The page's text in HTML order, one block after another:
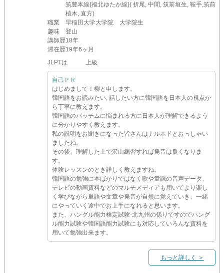
筑豊本線{福北ゆたか線}( 折尾, 中間, 筑前垣生, 鞍手,筑前
植木, 直方)
職業
早稲田大学大学院 大学院生
趣味
登山
講師歴18年
滞在歴19年6ヶ月
JLPTは 上級
自己ＰＲ
はじめまして！柳と申します。
韓国語をお読みたい, 話したい方に韓国語を日本人の視点か
ら丁寧に教えます。
韓国語のバッチムに悩まれる方に日本人が理解できるよう
に分かりやすく教えます。
私の説明をお聞きになった皆さんはナルホドとおっしゃい
ましたね。
その後、理解した上で沢山練習すれば発音は良くなりま
す。
体験レッスンのとき詳しく教えますね。
韓国語の勉強に本ばかりではなく歌や童謡の音声データ、
テレビの動画資料などのマルチメディアも用いてより楽し
く学びながら単語や文章や発音が自然に覚えていき、一緒
にやっていく途中でお上手になれると思います。
また、ハングル能力検定試験-北九州の係りですのでハング
ル能力試験や韓国語能力試験にも対応していろんな資料を
用いて勉強出来ます。
もっと詳しく ＞